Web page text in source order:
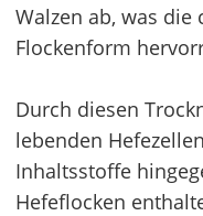
Walzen ab, was die
Flockenform
Durch diesen
lebenden
Inhaltsstoffe
Hefeflocken